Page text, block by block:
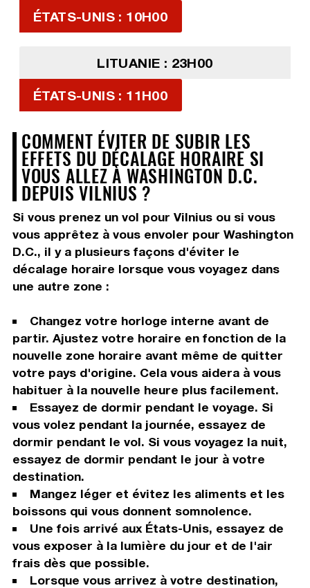
ÉTATS-UNIS : 10H00
LITUANIE : 23H00
ÉTATS-UNIS : 11H00
COMMENT ÉVITER DE SUBIR LES
EFFETS DU DÉCALAGE HORAIRE SI
VOUS ALLEZ À WASHINGTON D.C.
DEPUIS VILNIUS ?
Si vous prenez un vol pour Vilnius ou si vous
vous apprêtez à vous envoler pour Washington
D.C., il y a plusieurs façons d'éviter le
décalage horaire lorsque vous voyagez dans
une autre zone :
Changez votre horloge interne avant de
partir. Ajustez votre horaire en fonction de la
nouvelle zone horaire avant même de quitter
votre pays d'origine. Cela vous aidera à vous
habituer à la nouvelle heure plus facilement.
Essayez de dormir pendant le voyage. Si
vous volez pendant la journée, essayez de
dormir pendant le vol. Si vous voyagez la nuit,
essayez de dormir pendant le jour à votre
destination.
Mangez léger et évitez les aliments et les
boissons qui vous donnent somnolence.
Une fois arrivé aux États-Unis, essayez de
vous exposer à la lumière du jour et de l'air
frais dès que possible.
Lorsque vous arrivez à votre destination,